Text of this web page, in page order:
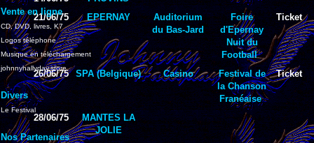
Vente en ligne
CD, DVD, livres, K7
Logos téléphone
Musique en téléchargement
johnnyhallyday.store
Divers
Le Festival
Nos Partenaires
21/06/75
EPERNAY
Auditorium
du Bas-Jard
Foire
d'Epernay
Nuit du
Football
Ticket
26/06/75 SPA (Belgique) Casino
Festival de
la Chanson
Franéaise
Ticket
28/06/75
MANTES LA
JOLIE